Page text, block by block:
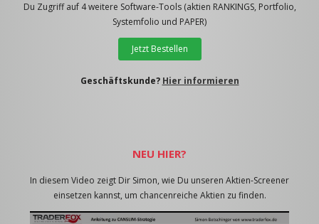
Du Zugriff auf 4 weitere Software-Tools (aktien RANKINGS, Portfolio,
Systemfolio und PAPER)
Jetzt Bestellen
Geschäftskunde? Hier informieren
NEU HIER?
In diesem Video zeigt Dir Simon, wie Du unseren Aktien-Screener
einsetzen kannst, um chancenreiche Aktien zu finden.